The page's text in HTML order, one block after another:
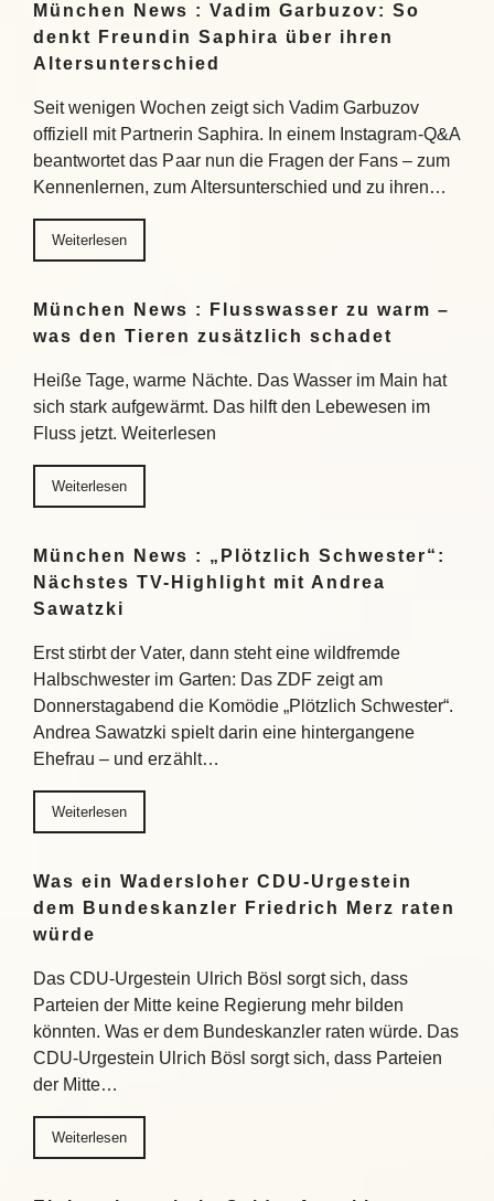
München News : Vadim Garbuzov: So
denkt Freundin Saphira über ihren
Altersunterschied
Seit wenigen Wochen zeigt sich Vadim Garbuzov
offiziell mit Partnerin Saphira. In einem Instagram-Q&A
beantwortet das Paar nun die Fragen der Fans – zum
Kennenlernen, zum Altersunterschied und zu ihren…
Weiterlesen
München News : Flusswasser zu warm –
was den Tieren zusätzlich schadet
Heiße Tage, warme Nächte. Das Wasser im Main hat
sich stark aufgewärmt. Das hilft den Lebewesen im
Fluss jetzt. Weiterlesen
Weiterlesen
München News : „Plötzlich Schwester“:
Nächstes TV-Highlight mit Andrea
Sawatzki
Erst stirbt der Vater, dann steht eine wildfremde
Halbschwester im Garten: Das ZDF zeigt am
Donnerstagabend die Komödie „Plötzlich Schwester“.
Andrea Sawatzki spielt darin eine hintergangene
Ehefrau – und erzählt…
Weiterlesen
Was ein Wadersloher CDU-Urgestein
dem Bundeskanzler Friedrich Merz raten
würde
Das CDU-Urgestein Ulrich Bösl sorgt sich, dass
Parteien der Mitte keine Regierung mehr bilden
könnten. Was er dem Bundeskanzler raten würde. Das
CDU-Urgestein Ulrich Bösl sorgt sich, dass Parteien
der Mitte…
Weiterlesen